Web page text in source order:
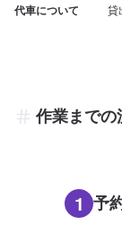
代車について
作業までの
1 予